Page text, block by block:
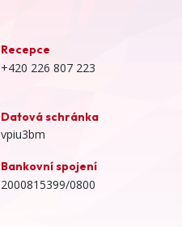
Recepce
+420 226 807 223
Datová schránka
vpiu3bm
Bankovní spojení
2000815399/0800